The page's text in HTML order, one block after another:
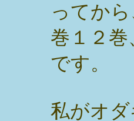
ってか
巻１２
です。
私がオ